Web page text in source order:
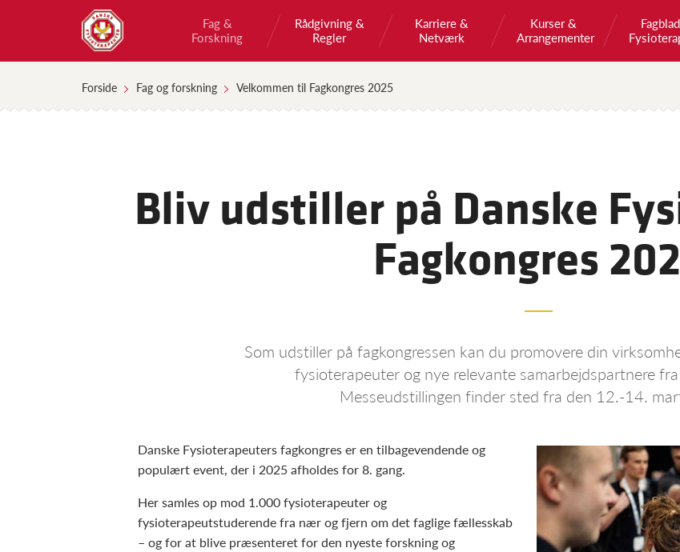
Fag &
Forskning
Rådgivning &
Regler
Karriere &
Netværk
Kurser &
Arrangementer
Forside Fag og forskning Velkommen til Fagkongres 2025
Bliv udstiller på Danske
Fagkongres
Som udstiller på fagkongressen kan du promovere din
fysioterapeuter og nye relevante samarbejdspartnere
Messeudstillingen finder sted fra den 12.-14.
Danske Fysioterapeuters fagkongres er en tilbagevendende og
populært event, der i 2025 afholdes for 8. gang.
Her samles op mod 1.000 fysioterapeuter og
fysioterapeutstuderende fra nær og fjern om det faglige fællesskab
– og for at blive præsenteret for den nyeste forskning og